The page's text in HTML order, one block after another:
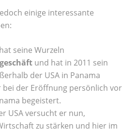
einige interessante
seine Wurzeln
und hat in 2011 sein
der USA in Panama
bei der Eröffnung persönlich vor
begeistert.
USA versucht er nun,
zu stärken und hier im